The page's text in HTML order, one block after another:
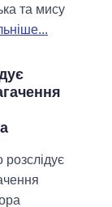
та мису